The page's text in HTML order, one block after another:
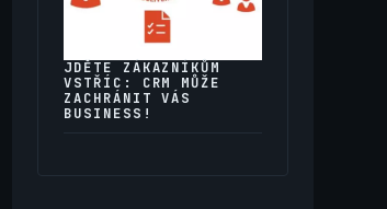
JDĚTE ZÁKAZNÍKŮM
VSTŘÍC: CRM MŮŽE
ZACHRÁNIT VÁS
BUSINESS!